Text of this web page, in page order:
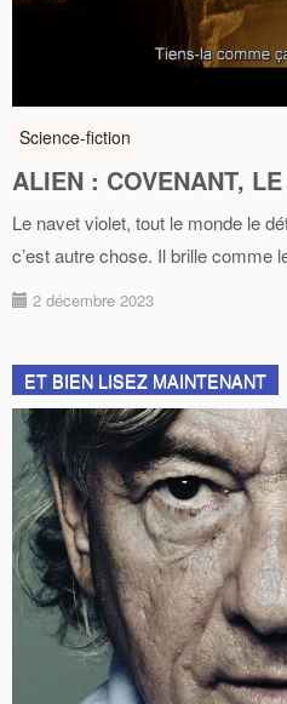
Science-fiction
ALIEN : COVENANT,
Le navet violet, tout le monde le
c’est autre chose. Il brille comme
2 décembre 2023
ET BIEN LISEZ MAINTENANT